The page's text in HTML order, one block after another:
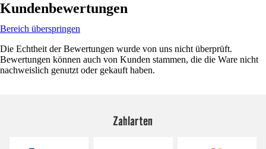
Kundenbewertungen
Bereich überspringen
Die Echtheit der Bewertungen wurde von uns nicht überprüft.
Bewertungen können auch von Kunden stammen, die die Ware nicht
nachweislich genutzt oder gekauft haben.
Zahlarten